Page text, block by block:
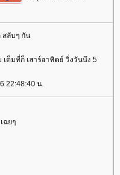
สลับๆ กัน
ต็มที่ก็ เสาร์อาทิตย์ วิ่งวันนึง 5
22:48:40 น.
ฉยๆ